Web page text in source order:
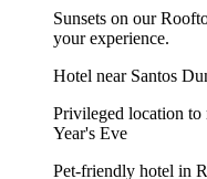
Sunsets on our
your experience.
Hotel near Santos
Privileged location to
Year's Eve
Pet-friendly hotel in